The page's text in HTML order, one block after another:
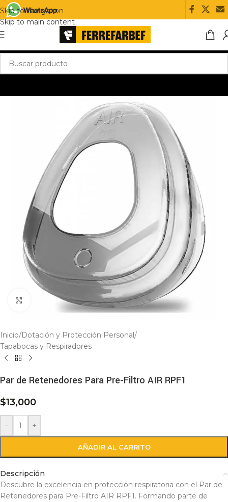
Skip to navigation
Skip to main content
Click to enlarge
Inicio/Dotación y Protección Personal/
Tapabocas y Respiradores
Par de Retenedores Para Pre-Filtro AIR RPF1
$13,000
- +
AÑADIR AL CARRITO
Descripción
Descubre la excelencia en protección respiratoria con el Par de
Retenedores para Pre-Filtro AIR RPF1. Formando parte de